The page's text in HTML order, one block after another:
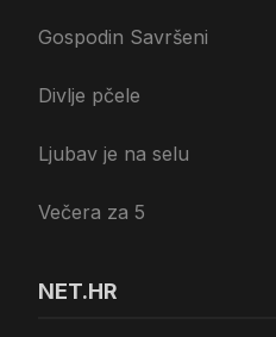
Gospodin Savršeni
Divlje pčele
Ljubav je na selu
Večera za 5
NET.HR